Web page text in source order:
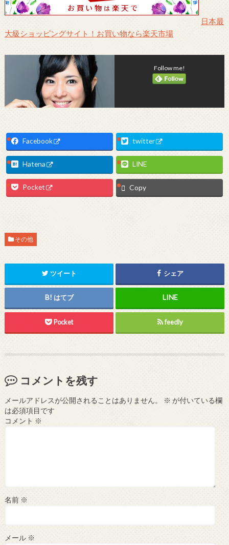
日本最
大級ショッピングサイト！お買い物なら楽天市場
Follow me!
Facebook twitter
Hatena LINE
Pocket Copy
その他
ツイート シェア
はてブ
Pocket feedly
コメントを残す
メールアドレスが公開されることはありません。 ※ が付いている欄
は必須項目です
コメント ※
名前 ※
メール ※